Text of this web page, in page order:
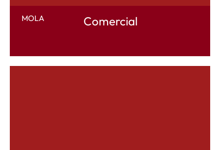
MOLA Comercial